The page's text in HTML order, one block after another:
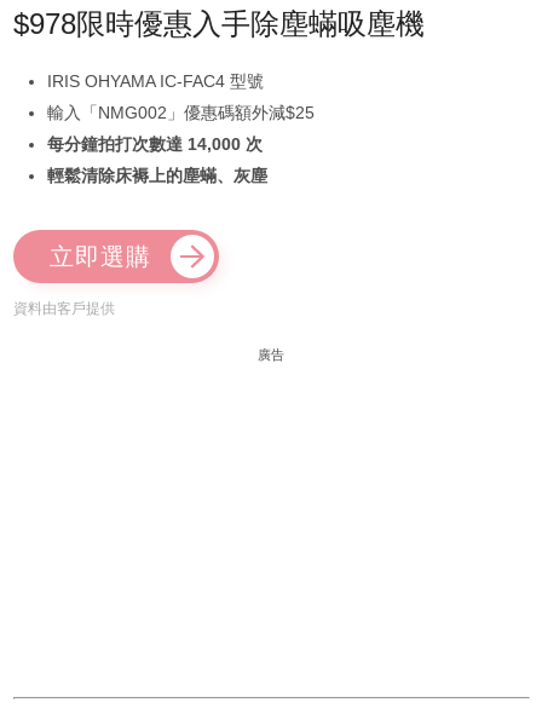
$978限時優惠入手除塵蟎吸塵機
IRIS OHYAMA IC-FAC4 型號
輸入「NMG002」優惠碼額外減$25
每分鐘拍打次數達 14,000 次
輕鬆清除床褥上的塵蟎、灰塵
立即選購
資料由客戶提供
廣告